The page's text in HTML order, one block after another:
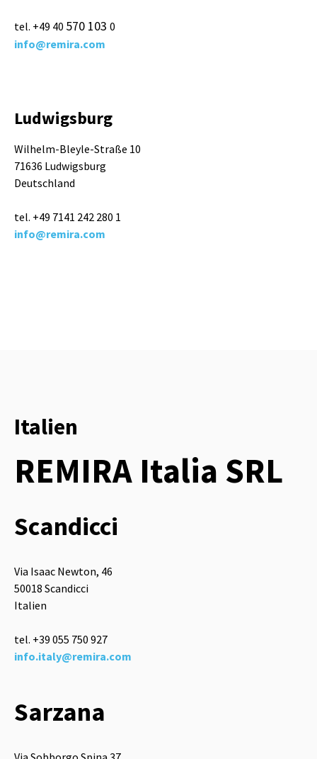
tel. +49 40 570 103 0
info@remira.com
Ludwigsburg
Wilhelm-Bleyle-Straße 10
71636 Ludwigsburg
Deutschland
tel. +49 7141 242 280 1
info@remira.com
Italien
REMIRA Italia SRL
Scandicci
Via Isaac Newton, 46
50018 Scandicci
Italien
tel. +39 055 750 927
info.italy@remira.com
Sarzana